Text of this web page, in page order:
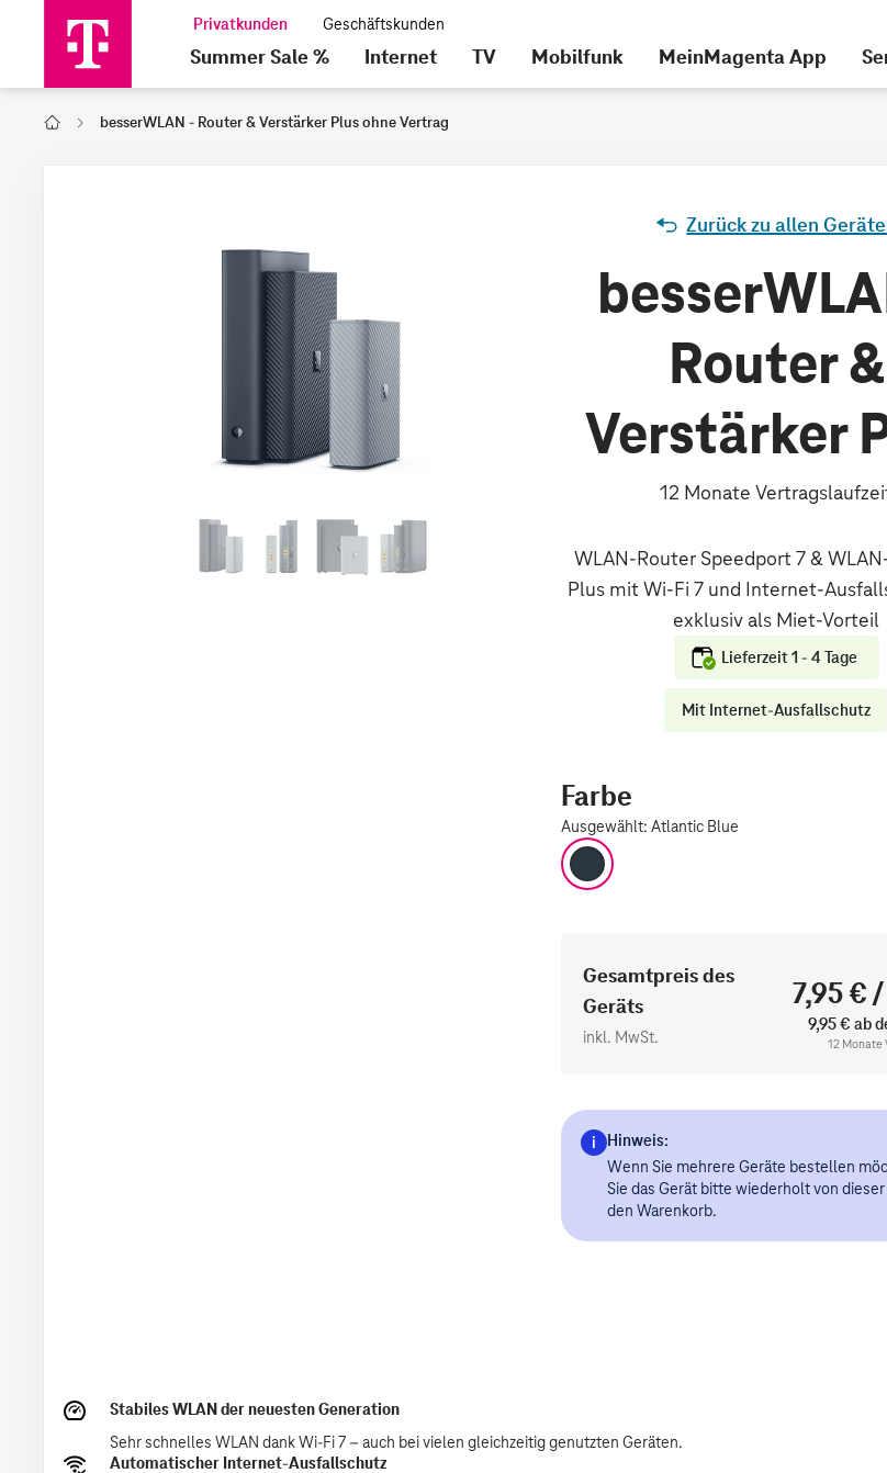
Summer Sale % Internet TV Mobilfunk MeinMagenta App
Home besserWLAN - Router & Verstärker Plus ohne Vertrag
Zurück zu allen
Router &
Verstärker
12 Monate
Lieferzeit 1 - 4 Tage
Mit Internet-Ausfallschutz
Farbe
Ausgewählt: Atlantic Blue
Gesamtpreis des
Geräts
inkl. MwSt.
7,95 €
9,95 € ab
12